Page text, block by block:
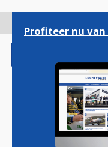
gaan
Magazine
Profiteer nu